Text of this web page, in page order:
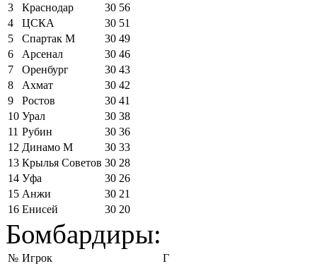
3
Краснодар 30 56
4
ЦСКА 30 51
5
Спартак М 30 49
6
Арсенал 30 46
7
Оренбург 30 43
8
Ахмат 30 42
9
Ростов 30 41
10 Урал 30 38
11 Рубин 30 36
12 Динамо М 30 33
13 Крылья Советов 30 28
14 Уфа 30 26
15 Анжи 30 21
16 Енисей 30 20
Бомбардиры:
№ Игрок
Г